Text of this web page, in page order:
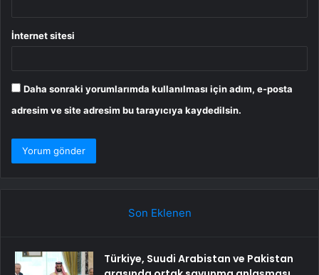
İnternet sitesi
Daha sonraki yorumlarımda kullanılması için adım, e-posta
adresim ve site adresim bu tarayıcıya kaydedilsin.
Son Eklenen
Türkiye, Suudi Arabistan ve Pakistan